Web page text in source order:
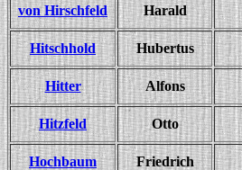
von Hirschfeld Harald
Hitschhold Hubertus
Hitter Alfons
Hitzfeld Otto
Hochbaum Friedrich